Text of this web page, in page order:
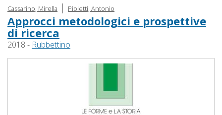
Cassarino, Mirella | Pioletti, Antonio
Approcci metodologici e prospettive
di ricerca
2018 - Rubbettino